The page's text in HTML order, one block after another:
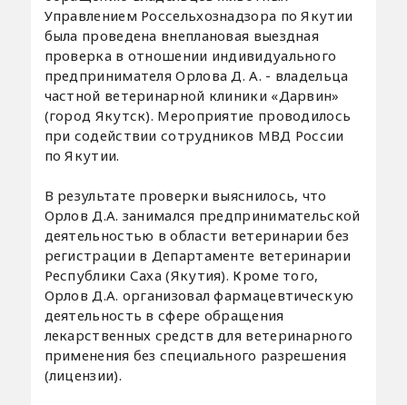
Управлением Россельхознадзора по Якутии
была проведена внеплановая выездная
проверка в отношении индивидуального
предпринимателя Орлова Д. А. - владельца
частной ветеринарной клиники «Дарвин»
(город Якутск). Мероприятие проводилось
при содействии сотрудников МВД России
по Якутии.
В результате проверки выяснилось, что
Орлов Д.А. занимался предпринимательской
деятельностью в области ветеринарии без
регистрации в Департаменте ветеринарии
Республики Саха (Якутия). Кроме того,
Орлов Д.А. организовал фармацевтическую
деятельность в сфере обращения
лекарственных средств для ветеринарного
применения без специального разрешения
(лицензии).